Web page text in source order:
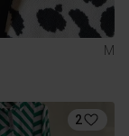
M
2